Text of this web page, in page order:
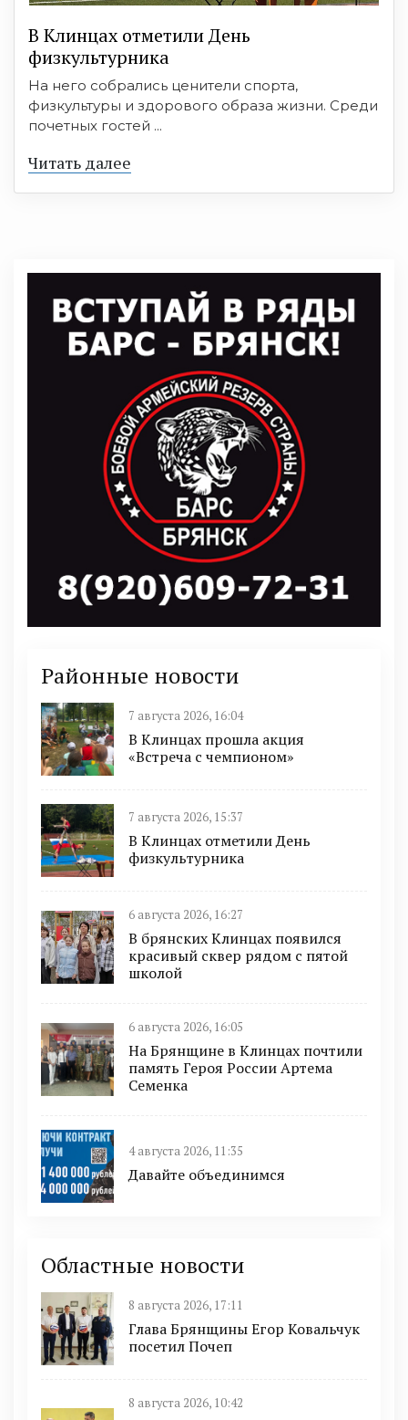
В Клинцах отметили День
физкультурника
На него собрались ценители спорта,
физкультуры и здорового образа жизни. Среди
почетных гостей ...
Читать далее
Районные новости
7 августа 2026, 16:04
В Клинцах прошла акция
«Встреча с чемпионом»
7 августа 2026, 15:37
В Клинцах отметили День
физкультурника
6 августа 2026, 16:27
В брянских Клинцах появился
красивый сквер рядом с пятой
школой
6 августа 2026, 16:05
На Брянщине в Клинцах почтили
память Героя России Артема
Семенка
4 августа 2026, 11:35
Давайте объединимся
Областные новости
8 августа 2026, 17:11
Глава Брянщины Егор Ковальчук
посетил Почеп
8 августа 2026, 10:42